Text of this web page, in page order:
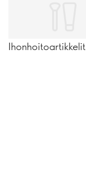
Ihonhoitoartikkelit